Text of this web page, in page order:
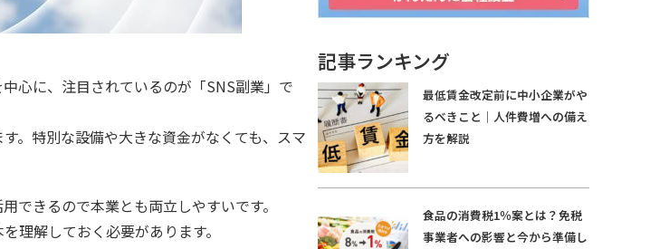
心に、注目されているのが「SNS副業」で
。特別な設備や大きな資金がなくても、スマ
できるので本業とも両立しやすいです。
理解しておく必要があります。
記事ランキング
最低賃金改定前に中小企業がや
るべきこと｜人件費増への備え
方を解説
食品の消費税1％案とは？免税
事業者への影響と今から準備し